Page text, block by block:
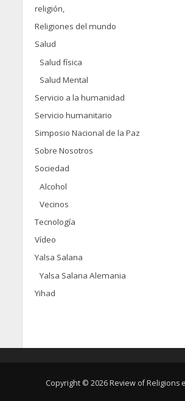
religión,
Religiones del mundo
Salud
Salud física
Salud Mental
Servicio a la humanidad
Servicio humanitario
Simposio Nacional de la Paz
Sobre Nosotros
Sociedad
Alcohol
Vecinos
Tecnología
Vídeo
Yalsa Salana
Yalsa Salana Alemania
Yihad
Copyright © 2026 Review of Religions